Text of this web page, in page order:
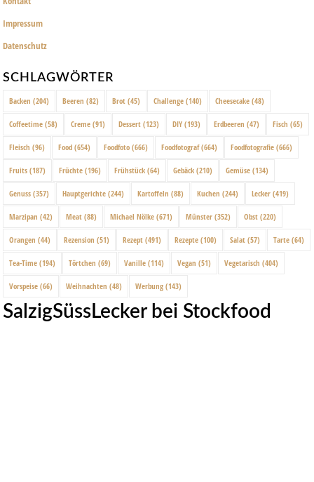
Impressum
Datenschutz
SCHLAGWÖRTER
Backen (204) Beeren (82) Brot (45) Challenge (140) Cheesecake (48)
Coffeetime (58) Creme (91) Dessert (123) DIY (193) Erdbeeren (47) Fisch (65)
Fleisch (96) Food (654) Foodfoto (666) Foodfotograf(664) Foodfotografie (666)
Fruits (187) Früchte (196) Frühstück (64) Gebäck (210) Gemüse (134)
Genuss (357) Hauptgerichte (244) Kartoffeln (88) Kuchen (244) Lecker (419)
Marzipan (42) Meat (88) Michael Nölke (671) Münster (352) Obst (220)
Orangen (44) Rezension (51) Rezept (491) Rezepte (100) Salat (57) Tarte (64)
Tea-Time (194) Törtchen (69) Vanille (114) Vegan (51) Vegetarisch (404)
Vorspeise (66) Weihnachten (48) Werbung (143)
SalzigSüssLecker bei Stockfood